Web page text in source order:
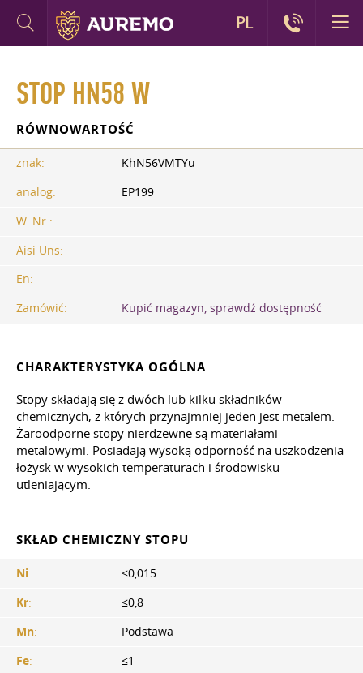
STOP HN58 W
RÓWNOWARTOŚĆ
znak:
KhN56VMTYu
analog:
EP199
W. Nr.:
Aisi Uns:
En:
Zamówić:
Kupić magazyn, sprawdź dostępność
CHARAKTERYSTYKA OGÓLNA
Stopy składają się z dwóch lub kilku składników
chemicznych, z których przynajmniej jeden jest metalem.
Żaroodporne stopy nierdzewne są materiałami
metalowymi. Posiadają wysoką odporność na uszkodzenia
łożysk w wysokich temperaturach i środowisku
utleniającym.
SKŁAD CHEMICZNY STOPU
Ni:
≤0,015
Kr:
≤0,8
Mn:
Podstawa
Fe:
≤1
PL